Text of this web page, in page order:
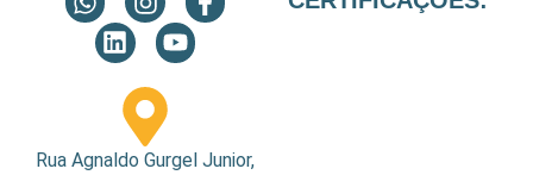
Rua Agnaldo Gurgel Junior,